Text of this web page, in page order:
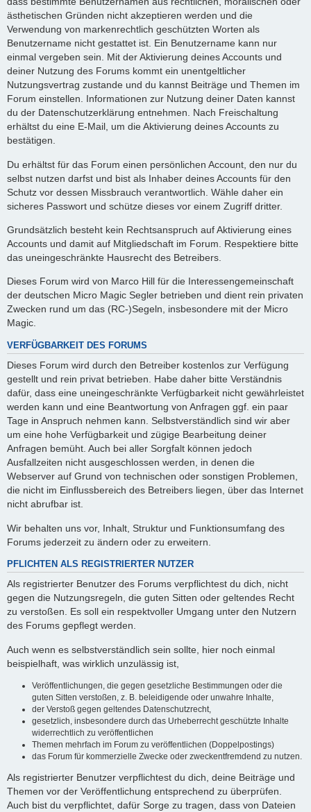
ästhetischen Gründen nicht akzeptieren werden und die
Verwendung von markenrechtlich geschützten Worten als
Benutzername nicht gestattet ist. Ein Benutzername kann nur
einmal vergeben sein. Mit der Aktivierung deines Accounts und
deiner Nutzung des Forums kommt ein unentgeltlicher
Nutzungsvertrag zustande und du kannst Beiträge und Themen im
Forum einstellen. Informationen zur Nutzung deiner Daten kannst
du der Datenschutzerklärung entnehmen. Nach Freischaltung
erhältst du eine E-Mail, um die Aktivierung deines Accounts zu
bestätigen.
Du erhältst für das Forum einen persönlichen Account, den nur du
selbst nutzen darfst und bist als Inhaber deines Accounts für den
Schutz vor dessen Missbrauch verantwortlich. Wähle daher ein
sicheres Passwort und schütze dieses vor einem Zugriff dritter.
Grundsätzlich besteht kein Rechtsanspruch auf Aktivierung eines
Accounts und damit auf Mitgliedschaft im Forum. Respektiere bitte
das uneingeschränkte Hausrecht des Betreibers.
Dieses Forum wird von Marco Hill für die Interessengemeinschaft
der deutschen Micro Magic Segler betrieben und dient rein privaten
Zwecken rund um das (RC-)Segeln, insbesondere mit der Micro
Magic.
VERFÜGBARKEIT DES FORUMS
Dieses Forum wird durch den Betreiber kostenlos zur Verfügung
gestellt und rein privat betrieben. Habe daher bitte Verständnis
dafür, dass eine uneingeschränkte Verfügbarkeit nicht gewährleistet
werden kann und eine Beantwortung von Anfragen ggf. ein paar
Tage in Anspruch nehmen kann. Selbstverständlich sind wir aber
um eine hohe Verfügbarkeit und zügige Bearbeitung deiner
Anfragen bemüht. Auch bei aller Sorgfalt können jedoch
Ausfallzeiten nicht ausgeschlossen werden, in denen die
Webserver auf Grund von technischen oder sonstigen Problemen,
die nicht im Einflussbereich des Betreibers liegen, über das Internet
nicht abrufbar ist.
Wir behalten uns vor, Inhalt, Struktur und Funktionsumfang des
Forums jederzeit zu ändern oder zu erweitern.
PFLICHTEN ALS REGISTRIERTER NUTZER
Als registrierter Benutzer des Forums verpflichtest du dich, nicht
gegen die Nutzungsregeln, die guten Sitten oder geltendes Recht
zu verstoßen. Es soll ein respektvoller Umgang unter den Nutzern
des Forums gepflegt werden.
Auch wenn es selbstverständlich sein sollte, hier noch einmal
beispielhaft, was wirklich unzulässig ist,
Veröffentlichungen, die gegen gesetzliche Bestimmungen oder die
guten Sitten verstoßen, z. B. beleidigende oder unwahre Inhalte,
der Verstoß gegen geltendes Datenschutzrecht,
gesetzlich, insbesondere durch das Urheberrecht geschützte Inhalte
widerrechtlich zu veröffentlichen
Themen mehrfach im Forum zu veröffentlichen (Doppelpostings)
das Forum für kommerzielle Zwecke oder zweckentfremdend zu nutzen.
Als registrierter Benutzer verpflichtest du dich, deine Beiträge und
Themen vor der Veröffentlichung entsprechend zu überprüfen.
Auch bist du verpflichtet, dafür Sorge zu tragen, dass von Dateien